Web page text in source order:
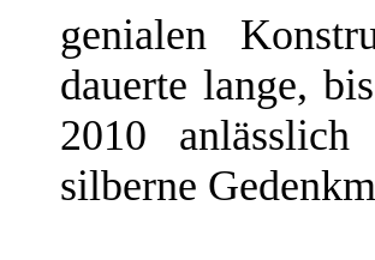
genialen
dauerte lange,
2010 anlässlich
silberne